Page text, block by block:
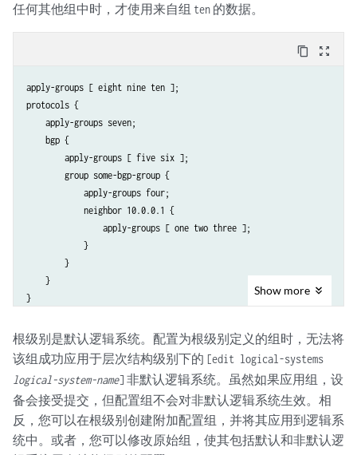
任何其他组中时，才使用来自组 ten 的数据。
content_copy zoom_out_map
apply-groups [ eight nine ten ];
protocols {
    apply-groups seven;
    bgp {
        apply-groups [ five six ];
        group some-bgp-group {
            apply-groups four;
            neighbor 10.0.0.1 {
                apply-groups [ one two three ];
            }
        }
    }
Show more
根级别是默认逻辑系统。配置为根级别定义的组时，无法将
该组成功应用于层次结构级别下的 [edit logical-systems
logical-system-name] 非默认逻辑系统。虽然如果应用组，设
备会接受提交，但配置组不会对非默认逻辑系统生效。相
反，您可以在根级别创建附加配置组，并将其应用到逻辑系
统中。或者，您可以修改原始组，使其包括默认和非默认逻